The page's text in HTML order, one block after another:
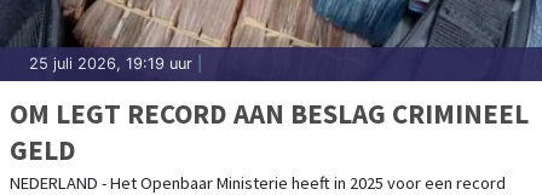
25 juli 2026, 19:19 uur
OM LEGT RECORD AAN BESLAG CRIMINEEL
GELD
NEDERLAND - Het Openbaar Ministerie heeft in 2025 voor een record